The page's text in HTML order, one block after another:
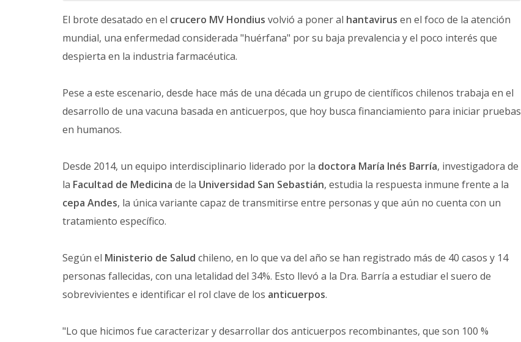
El brote desatado en el crucero MV Hondius volvió a poner al hantavirus en el foco de la atención
mundial, una enfermedad considerada "huérfana" por su baja prevalencia y el poco interés que
despierta en la industria farmacéutica.
Pese a este escenario, desde hace más de una década un grupo de científicos chilenos trabaja en el
desarrollo de una vacuna basada en anticuerpos, que hoy busca financiamiento para iniciar pruebas
en humanos.
Desde 2014, un equipo interdisciplinario liderado por la doctora María Inés Barría, investigadora de
la Facultad de Medicina de la Universidad San Sebastián, estudia la respuesta inmune frente a la
cepa Andes, la única variante capaz de transmitirse entre personas y que aún no cuenta con un
tratamiento específico.
Según el Ministerio de Salud chileno, en lo que va del año se han registrado más de 40 casos y 14
personas fallecidas, con una letalidad del 34%. Esto llevó a la Dra. Barría a estudiar el suero de
sobrevivientes e identificar el rol clave de los anticuerpos.
"Lo que hicimos fue caracterizar y desarrollar dos anticuerpos recombinantes, que son 100 %